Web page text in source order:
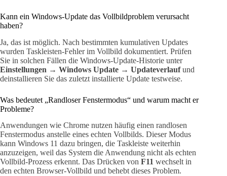
Kann ein Windows-Update das Vollbildproblem verursacht
haben?
Ja, das ist möglich. Nach bestimmten kumulativen Updates
wurden Taskleisten-Fehler im Vollbild dokumentiert. Prüfen
Sie in solchen Fällen die Windows-Update-Historie unter
Einstellungen → Windows Update → Updateverlaufund
deinstallieren Sie das zuletzt installierte Update testweise.
Was bedeutet „Randloser Fenstermodus“ und warum macht er
Probleme?
Anwendungen wie Chrome nutzen häufig einen randlosen
Fenstermodus anstelle eines echten Vollbilds. Dieser Modus
kann Windows 11 dazu bringen, die Taskleiste weiterhin
anzuzeigen, weil das System die Anwendung nicht als echten
Vollbild-Prozess erkennt. Das Drücken von F11 wechselt in
den echten Browser-Vollbild und behebt dieses Problem.